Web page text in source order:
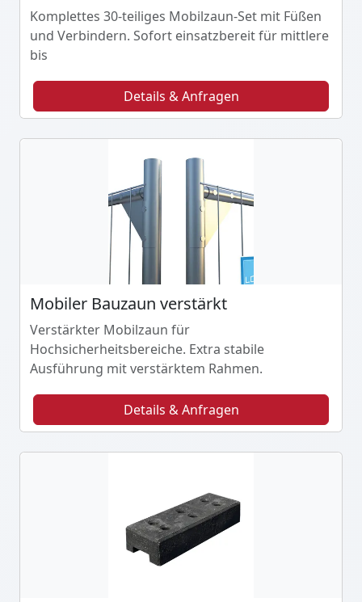
Komplettes 30-teiliges Mobilzaun-Set mit Füßen
und Verbindern. Sofort einsatzbereit für mittlere
bis
Details & Anfragen
Mobiler Bauzaun verstärkt
Verstärkter Mobilzaun für
Hochsicherheitsbereiche. Extra stabile
Ausführung mit verstärktem Rahmen.
Details & Anfragen